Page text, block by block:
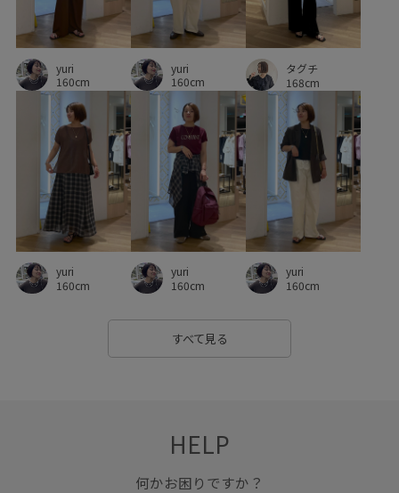
ベーシック ボイル リゾート感
リラックス感 ワイドパンツ ワンピース
ヴィンテージ ヴィンテージ感 上品 伸縮性
光沢感 冷んやり 大人っぽい 安定感 定番
小物 幅広 快適 抜け感 接触冷感 撚糸
日傘 機能素材 清涼感 異素材ドッキング 秋冬
綿素材 肌離れが良い 胸ポケット 華やか 薄手
見た目以上の収納 軽快 通気性
yuri
160cm
yuri
160cm
タグチ
168cm
yuri
160cm
yuri
160cm
yuri
160cm
すべて見る
HELP
何かお困りですか？